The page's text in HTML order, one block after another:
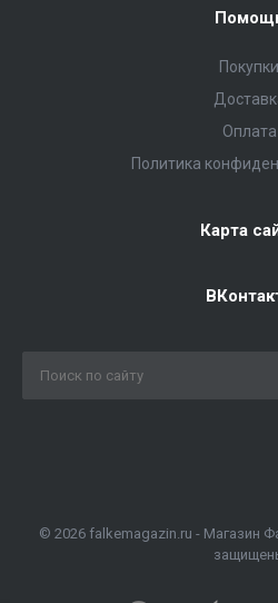
Покупки
Оплата
Политика
Карта
© 2026 falkemagazin.ru - Магазин